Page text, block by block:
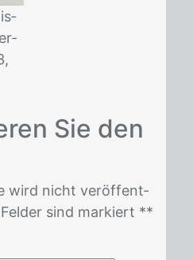
Sie den
wird nicht ver­öf­fent­
sind mar­kiert **